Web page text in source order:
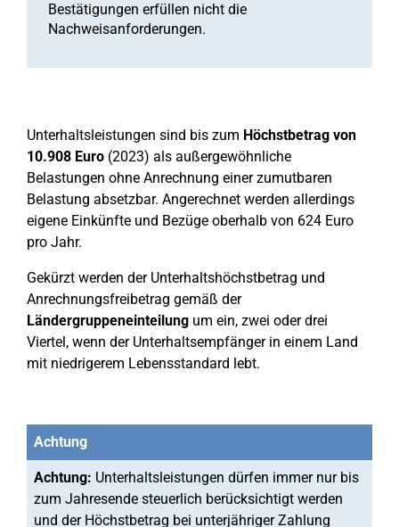
Bestätigungen erfüllen nicht die
Nachweisanforderungen.
Unterhaltsleistungen sind bis zum Höchstbetrag von
10.908 Euro (2023) als außergewöhnliche
Belastungen ohne Anrechnung einer zumutbaren
Belastung absetzbar. Angerechnet werden allerdings
eigene Einkünfte und Bezüge oberhalb von 624 Euro
pro Jahr.
Gekürzt werden der Unterhaltshöchstbetrag und
Anrechnungsfreibetrag gemäß der
Ländergruppeneinteilung um ein, zwei oder drei
Viertel, wenn der Unterhaltsempfänger in einem Land
mit niedrigerem Lebensstandard lebt.
Achtung
Achtung: Unterhaltsleistungen dürfen immer nur bis
zum Jahresende steuerlich berücksichtigt werden
und der Höchstbetrag bei unterjähriger Zahlung